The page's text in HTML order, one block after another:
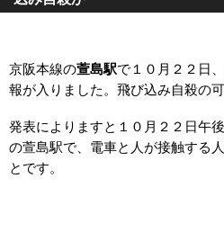
京阪本線の萱島駅で１０月２２日、
報が入りました。飛び込み自殺の可
発表によりますと１０月２２日午
の萱島駅で、電車と人が接触する
とです。